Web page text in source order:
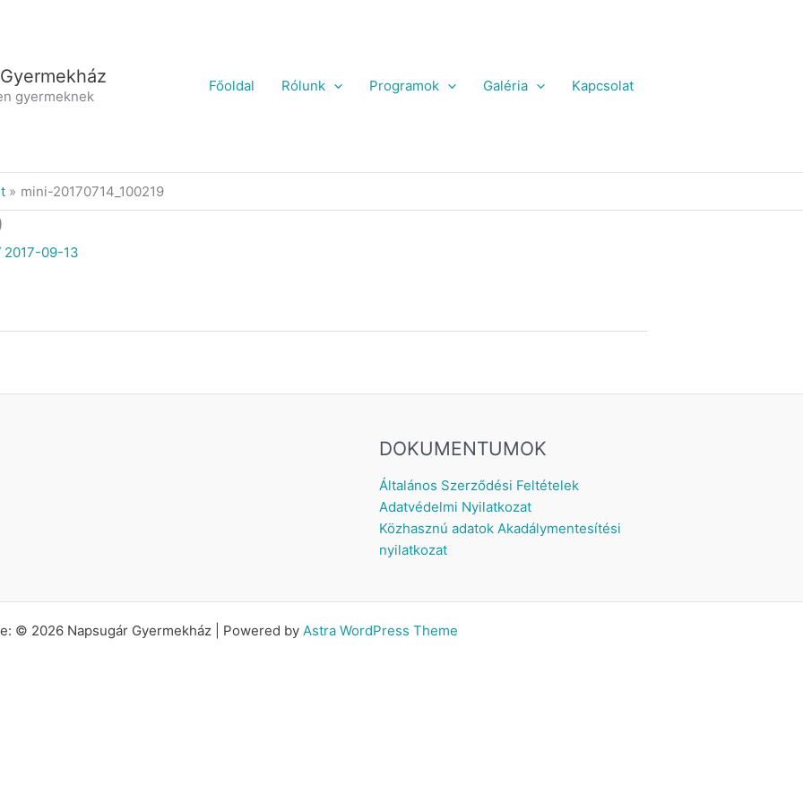
gyermeknek
Főoldal Rólunk Programok Galéria Kapcsolat
mini-20170714_100219
2017-09-13
DOKUMENTUMOK
Általános Szerződési Feltételek
Adatvédelmi Nyilatkozat
Közhasznú adatok Akadálymentesítési
nyilatkozat
© 2026 Napsugár Gyermekház | Powered by Astra WordPress Theme